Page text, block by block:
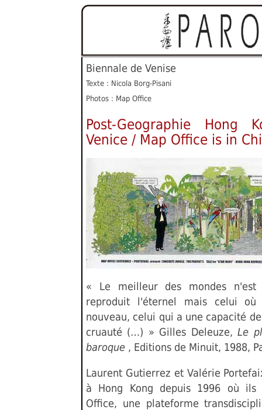
Biennale de Venise
Texte : Nicola Borg-Pisani
Photos : Map Office
Post-Geographie Hong
Venice / Map Office is in
« Le meilleur des mondes
reproduit l'éternel mais celui
nouveau, celui qui a une capacité
cruauté (…) » Gilles Deleuze,Le
baroque , Editions de Minuit, 1988,
Laurent Gutierrez et Valérie
à Hong Kong depuis 1996 où ils
Office, une plateforme